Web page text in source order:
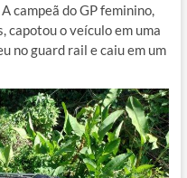
campeã do GP feminino,
capotou o veículo em uma
no guard rail e caiu em um